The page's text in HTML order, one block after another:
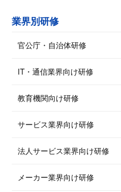
業界別研修
官公庁・自治体研修
IT・通信業界向け研修
教育機関向け研修
サービス業界向け研修
法人サービス業界向け研修
メーカー業界向け研修